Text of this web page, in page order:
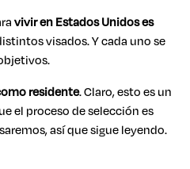
vivir en Estados Unidos es
visados. Y cada uno se
residente. Claro, esto es un
el proceso de selección es
así que sigue leyendo.